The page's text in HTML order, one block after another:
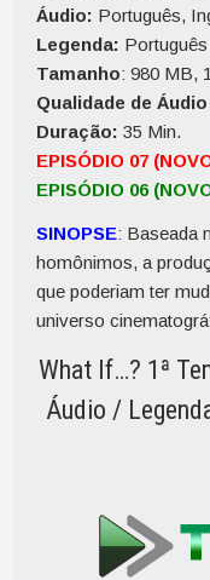
Áudio: Português,
Legenda: Português
Tamanho: 980 MB,
Qualidade de
Duração: 35 Min.
EPISÓDIO 07
EPISÓDIO 06
SINOPSE: Baseada
homônimos, a
que poderiam ter
universo
What If…? 1ª
Áudio /